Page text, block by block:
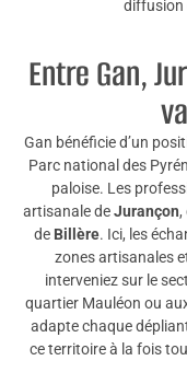
diffusion
Entre Gan,
Gan bénéficie d’un
Parc national des
paloise. Les
artisanale deJurançon,
de Billère. Ici, les
zones artisanales
interveniez sur le
quartier Mauléon ou
adapte chaque
ce territoire à la fois